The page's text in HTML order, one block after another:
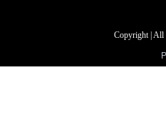
Copyright | All